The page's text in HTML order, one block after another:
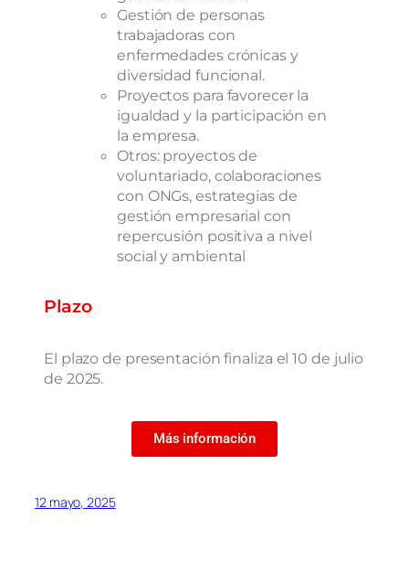
Gestión de personas
trabajadoras con
enfermedades crónicas y
diversidad funcional.
Proyectos para favorecer la
igualdad y la participación en
la empresa.
Otros: proyectos de
voluntariado, colaboraciones
con ONGs, estrategias de
gestión empresarial con
repercusión positiva a nivel
social y ambiental
Plazo
El plazo de presentación finaliza el 10 de julio
de 2025.
Más información
12 mayo, 2025